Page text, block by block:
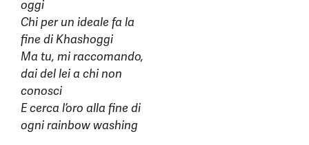
oggi
Chi per un ideale fa la
fine di Khashoggi
Ma tu, mi raccomando,
dai del lei a chi non
conosci
E cerca l’oro alla fine di
ogni rainbow washing